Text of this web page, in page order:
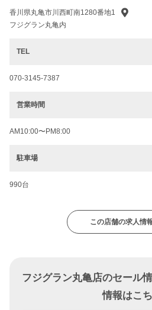
香川県丸亀市川西町南1280番地1
フジグラン丸亀内
TEL
070-3145-7387
営業時間
AM10:00〜PM8:00
駐車場
990台
この店舗の求人情
フジグラン丸亀店のセール
情報はこ